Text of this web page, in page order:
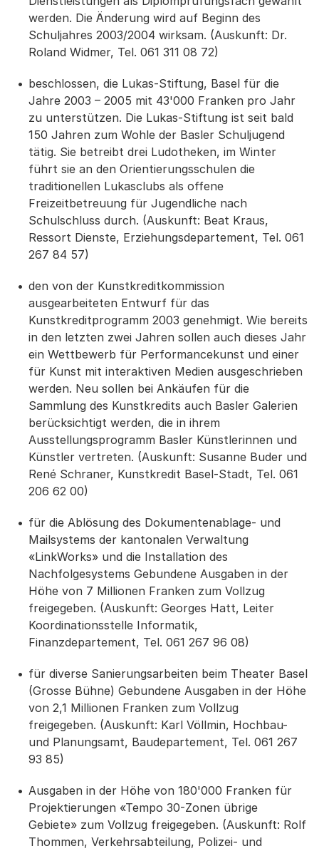
werden. Die Änderung wird auf Beginn des
Schuljahres 2003/2004 wirksam. (Auskunft: Dr.
Roland Widmer, Tel. 061 311 08 72)
beschlossen, die Lukas-Stiftung, Basel für die
Jahre 2003 – 2005 mit 43'000 Franken pro Jahr
zu unterstützen. Die Lukas-Stiftung ist seit bald
150 Jahren zum Wohle der Basler Schuljugend
tätig. Sie betreibt drei Ludotheken, im Winter
führt sie an den Orientierungsschulen die
traditionellen Lukasclubs als offene
Freizeitbetreuung für Jugendliche nach
Schulschluss durch. (Auskunft: Beat Kraus,
Ressort Dienste, Erziehungsdepartement, Tel. 061
267 84 57)
den von der Kunstkreditkommission
ausgearbeiteten Entwurf für das
Kunstkreditprogramm 2003 genehmigt. Wie bereits
in den letzten zwei Jahren sollen auch dieses Jahr
ein Wettbewerb für Performancekunst und einer
für Kunst mit interaktiven Medien ausgeschrieben
werden. Neu sollen bei Ankäufen für die
Sammlung des Kunstkredits auch Basler Galerien
berücksichtigt werden, die in ihrem
Ausstellungsprogramm Basler Künstlerinnen und
Künstler vertreten. (Auskunft: Susanne Buder und
René Schraner, Kunstkredit Basel-Stadt, Tel. 061
206 62 00)
für die Ablösung des Dokumentenablage- und
Mailsystems der kantonalen Verwaltung
«LinkWorks» und die Installation des
Nachfolgesystems Gebundene Ausgaben in der
Höhe von 7 Millionen Franken zum Vollzug
freigegeben. (Auskunft: Georges Hatt, Leiter
Koordinationsstelle Informatik,
Finanzdepartement, Tel. 061 267 96 08)
für diverse Sanierungsarbeiten beim Theater Basel
(Grosse Bühne) Gebundene Ausgaben in der Höhe
von 2,1 Millionen Franken zum Vollzug
freigegeben. (Auskunft: Karl Völlmin, Hochbau-
und Planungsamt, Baudepartement, Tel. 061 267
93 85)
Ausgaben in der Höhe von 180'000 Franken für
Projektierungen «Tempo 30-Zonen übrige
Gebiete» zum Vollzug freigegeben. (Auskunft: Rolf
Thommen, Verkehrsabteilung, Polizei- und